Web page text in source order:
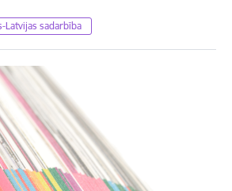
Latvijas sadarbība